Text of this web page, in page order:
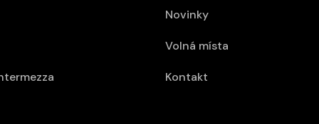
Novinky
Volná místa
Kontakt